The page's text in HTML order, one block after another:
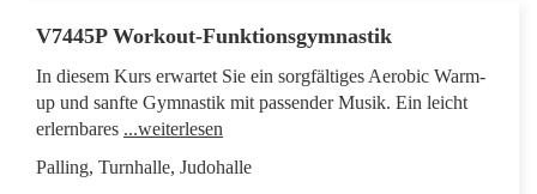
V7445P Workout-Funktionsgymnastik
In diesem Kurs erwartet Sie ein sorgfältiges Aerobic Warm-
up und sanfte Gymnastik mit passender Musik. Ein leicht
erlernbares ...weiterlesen
Palling, Turnhalle, Judohalle